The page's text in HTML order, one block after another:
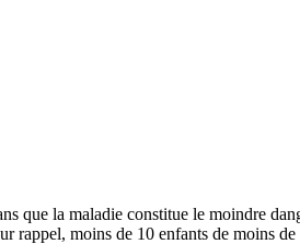
que la maladie constitue le moindre
rappel, moins de 10 enfants de moins